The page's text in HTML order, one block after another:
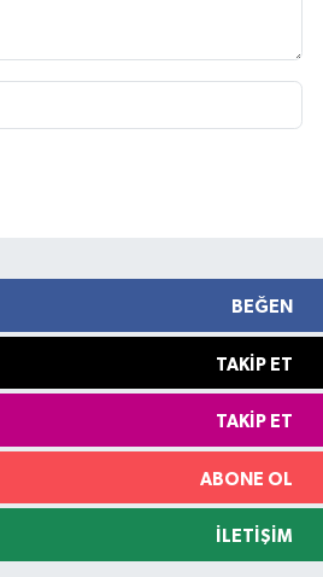
BEĞEN
TAKIP ET
TAKIP ET
ABONE OL
İLETIŞIM